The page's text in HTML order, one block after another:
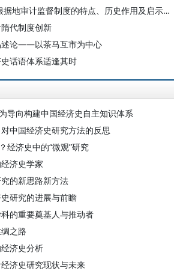
张晓玲 魏明孔：革命根据地审计监督制度的特点、历史作用及启示——以晋绥边区为例
代制度创新
述论——以茶马互市为中心
话语体系适逢其时
导向构建中国经济史自主知识体系
中国经济史研究方法的反思
经济史中的“微观”研究
济史学家
的新思路新方法
研究的进展与前瞻
的重要奠基人与推动者
之路
济史分析
济史研究现状与未来